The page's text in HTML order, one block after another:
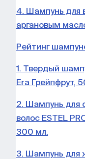
4. Шампунь для
аргановым
Рейтинг
1. Твердый
Era Грейпфрут,
2. Шампунь для
волос ESTEL
300 мл.
3. Шампунь для